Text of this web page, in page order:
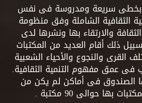
بخطى سريعة ومدروسة فى نفس
الثقافية الشاملة وفق منظومة
والارتقاء بها ونشرها لدى
ذلك أقام العديد من المكتبات
القرى والنجوع والأحياء الشعبية
عمق مفهوم التنمية الثقافية.
الصندوق فى أماكن لم يكن من
بها حوالى 90 مكتبة .